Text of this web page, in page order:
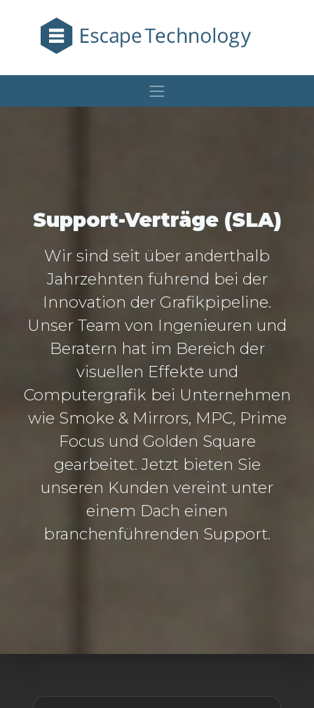
Support-Verträge (SLA)
Wir sind seit über anderthalb
Jahrzehnten führend bei der
Innovation der Grafikpipeline.
Unser Team von Ingenieuren und
Beratern hat im Bereich der
visuellen Effekte und
Computergrafik bei Unternehmen
wie Smoke & Mirrors, MPC, Prime
Focus und Golden Square
gearbeitet. Jetzt bieten Sie
unseren Kunden vereint unter
einem Dach einen
branchenführenden Support.